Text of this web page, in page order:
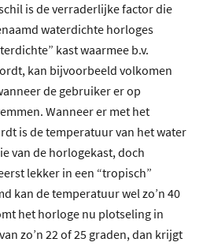
is de verraderlijke factor die
waterdichte horloges
kast waarmee b.v.
kan bijvoorbeeld volkomen
de gebruiker er op
Wanneer er met het
is de temperatuur van het water
van de horlogekast, doch
lekker in een “tropisch”
kan de temperatuur wel zo’n 40
het horloge nu plotseling in
zo’n 22 of 25 graden, dan krijgt